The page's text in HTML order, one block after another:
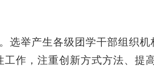
选举产生各级团学干部组织机
作，注重创新方式方法、提